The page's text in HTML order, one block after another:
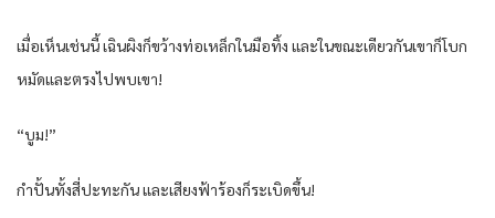
เมื่อเห็นเช่นนี้ เฉินผิงก็ขว้างท่อเหล็กในมือทิ้ง และในขณะเดียวกันเขาก็โบก
หมัดและตรงไปพบเขา!
“บูม!”
กำปั้นทั้งสี่ปะทะกัน และเสียงฟ้าร้องก็ระเบิดขึ้น!